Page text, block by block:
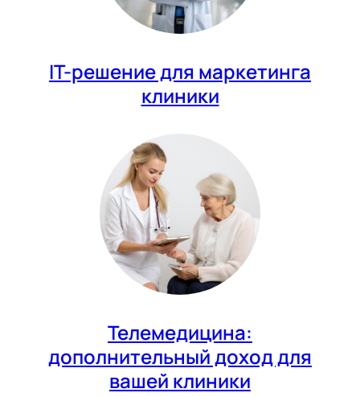
IT-решение для маркетинга
клиники
Телемедицина:
дополнительный доход для
вашей клиники